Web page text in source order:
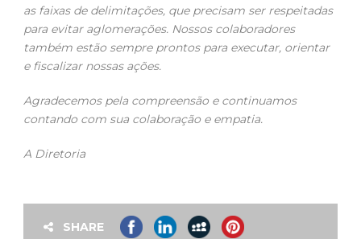
as faixas de delimitações, que precisam ser respeitadas
para evitar aglomerações. Nossos colaboradores
também estão sempre prontos para executar, orientar
e fiscalizar nossas ações.
Agradecemos pela compreensão e continuamos
contando com sua colaboração e empatia.
A Diretoria
SHARE